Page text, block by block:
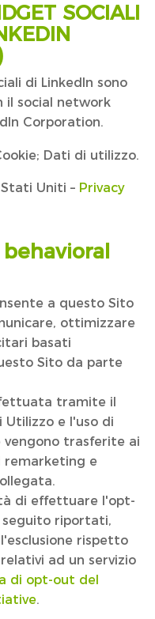
SOCIALI
di LinkedIn sono
il social network
Corporation.
Dati di utilizzo.
Uniti – Privacy
a questo Sito
ottimizzare
basati
Sito da parte
tramite il
e l'uso di
vengono trasferite ai
e
di effettuare l'opt-
riportati,
rispetto
ad un servizio
di opt-out del
.